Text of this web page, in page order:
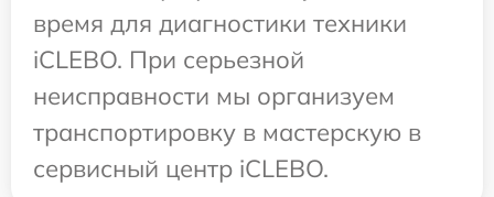
время для диагностики техники
iCLEBO. При серьезной
неисправности мы организуем
транспортировку в мастерскую в
сервисный центр iCLEBO.